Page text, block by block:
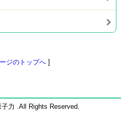
ジのトップへ ]
力 .All Rights Reserved.